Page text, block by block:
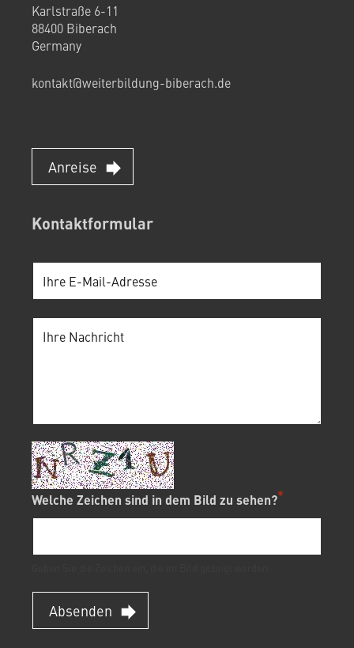
Karlstraße 6-11
88400 Biberach
Germany
kontakt@weiterbildung-biberach.de
Anreise
Kontaktformular
Welche Zeichen sind in dem Bild zu sehen?
Absenden